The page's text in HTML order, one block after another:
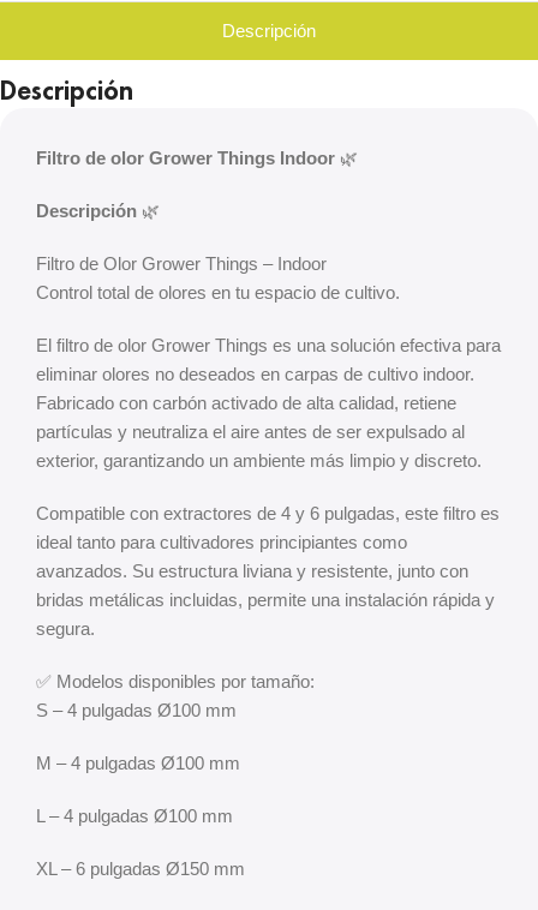
Descripción
Descripción
Filtro de olor Grower Things Indoor 🌿
Descripción 🌿
Filtro de Olor Grower Things – Indoor
Control total de olores en tu espacio de cultivo.
El filtro de olor Grower Things es una solución efectiva para
eliminar olores no deseados en carpas de cultivo indoor.
Fabricado con carbón activado de alta calidad, retiene
partículas y neutraliza el aire antes de ser expulsado al
exterior, garantizando un ambiente más limpio y discreto.
Compatible con extractores de 4 y 6 pulgadas, este filtro es
ideal tanto para cultivadores principiantes como
avanzados. Su estructura liviana y resistente, junto con
bridas metálicas incluidas, permite una instalación rápida y
segura.
✅ Modelos disponibles por tamaño:
S – 4 pulgadas Ø100 mm
M – 4 pulgadas Ø100 mm
L – 4 pulgadas Ø100 mm
XL – 6 pulgadas Ø150 mm